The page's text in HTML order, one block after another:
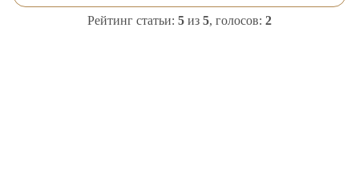
Рейтинг статьи: 5 из 5, голосов: 2